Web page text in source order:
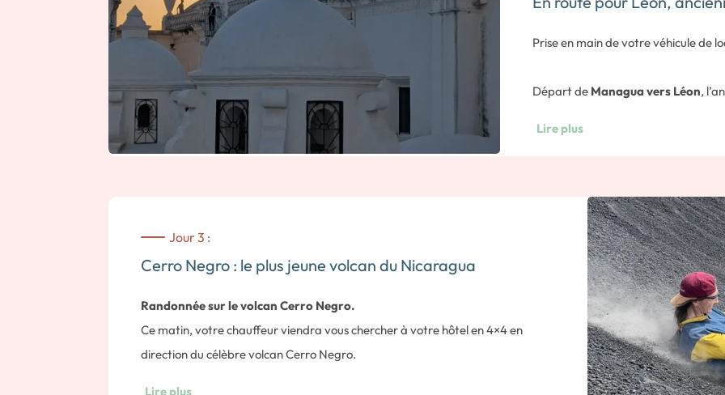
Prise en main de votre véhicule de
Départ de Managua vers Léon,
région, ses nombreux volcans et les
Découverte libre de León.
Ancienne capitale du Nicaragua
incontournable dans le Nord du
passionnante pour son riche passé
découvrir cette ville à travers les
Nous vous suggérons de
Sutiaba, puis de visiter le musée
Lire plus
Jour 3 :
Cerro Negro : le plus jeune volcan du Nicaragua
Randonnée sur le volcan Cerro Negro.
Ce matin, votre chauffeur viendra vous chercher à votre hôtel en 4×4 en
direction du célèbre volcan Cerro Negro.
Lire plus